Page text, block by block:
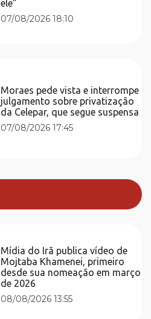
ele”
07/08/2026 18:10
Moraes pede vista e interrompe
julgamento sobre privatização
da Celepar, que segue suspensa
07/08/2026 17:45
Mídia do Irã publica vídeo de
Mojtaba Khamenei, primeiro
desde sua nomeação em março
de 2026
08/08/2026 13:55